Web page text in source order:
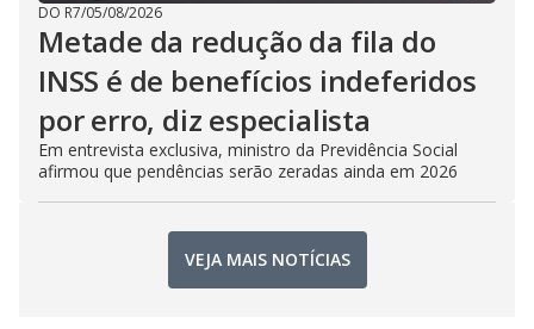
DO R7/05/08/2026
Metade da redução da fila do
INSS é de benefícios indeferidos
por erro, diz especialista
Em entrevista exclusiva, ministro da Previdência Social
afirmou que pendências serão zeradas ainda em 2026
VEJA MAIS NOTÍCIAS